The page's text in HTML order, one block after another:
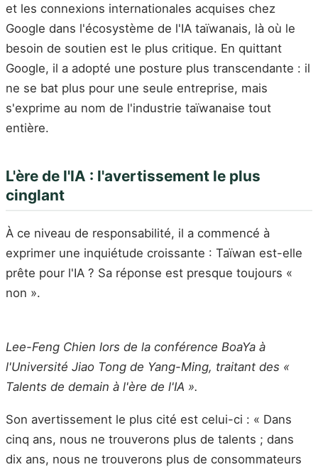
et les connexions internationales acquises chez
Google dans l'écosystème de l'IA taïwanais, là où le
besoin de soutien est le plus critique. En quittant
Google, il a adopté une posture plus transcendante : il
ne se bat plus pour une seule entreprise, mais
s'exprime au nom de l'industrie taïwanaise tout
entière.
L'ère de l'IA : l'avertissement le plus
cinglant
À ce niveau de responsabilité, il a commencé à
exprimer une inquiétude croissante : Taïwan est-elle
prête pour l'IA ? Sa réponse est presque toujours «
non ».
Lee-Feng Chien lors de la conférence BoaYa à
l'Université Jiao Tong de Yang-Ming, traitant des «
Talents de demain à l'ère de l'IA ».
Son avertissement le plus cité est celui-ci : « Dans
cinq ans, nous ne trouverons plus de talents ; dans
dix ans, nous ne trouverons plus de consommateurs